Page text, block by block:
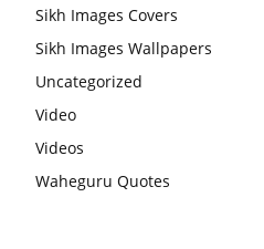
Sikh Images Covers
Sikh Images Wallpapers
Uncategorized
Video
Videos
Waheguru Quotes